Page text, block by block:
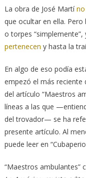
La obra de José Martí
que ocultar en ella.
o torpes
pertenecen y hasta la
En algo de eso podía
empezó el más reciente
del artículo “Maestros
líneas a las que
del trovador— se ha
presente artículo. Al
puede leer en
“Maestros ambulantes”